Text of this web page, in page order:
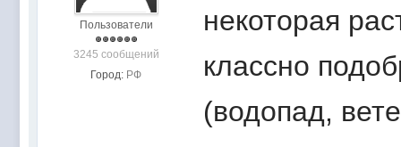
Пользователи
3245 сообщений
Город: РФ
некоторая
классно
(водопад,